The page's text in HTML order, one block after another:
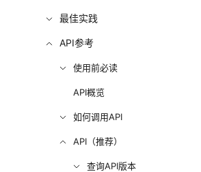
最佳实践
API参考
使用前必读
API概览
如何调用API
API（推荐）
查询API版本